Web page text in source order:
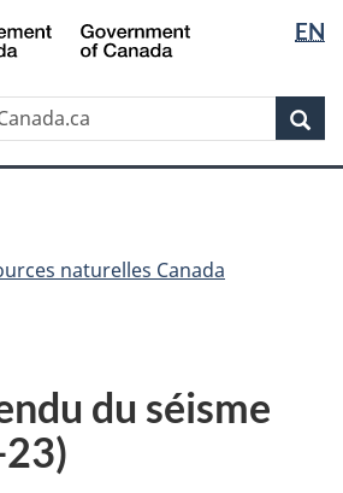
Passer
au
principal
Passer
à
sujet
du
gouvernement »
Passer
à
version
HTML
simplifiée
la
langue
EN
naturelles Canada
du séisme